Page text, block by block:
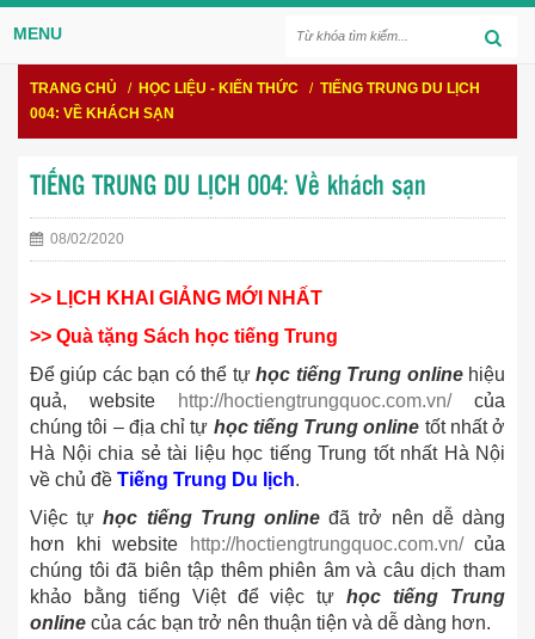
MENU
TRANG CHỦ / HỌC LIỆU - KIẾN THỨC / TIẾNG TRUNG DU LỊCH
004: VỀ KHÁCH SẠN
TIẾNG TRUNG DU LỊCH 004: Về khách sạn
08/02/2020
>> LỊCH KHAI GIẢNG MỚI NHẤT
>> Quà tặng Sách học tiếng Trung
Để giúp các bạn có thể tựhọc tiếng Trung onlinehiệu
quả, website
http://hoctiengtrungquoc.com.vn/của
chúng tôi – địa chỉ tự học tiếng Trung online tốt nhất ở
Hà Nội chia sẻ tài liệu học tiếng Trung tốt nhất Hà Nội
về chủ đề Tiếng Trung Du lịch.
Việc tựhọc tiếng Trung online đã trở nên dễ dàng
hơn khi website
http://hoctiengtrungquoc.com.vn/của
chúng tôi đã biên tập thêm phiên âm và câu dịch tham
khảo bằng tiếng Việt để việc tựhọc tiếng Trung
online của các bạn trở nên thuận tiện và dễ dàng hơn.